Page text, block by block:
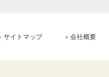
サイトマップ 会社概要